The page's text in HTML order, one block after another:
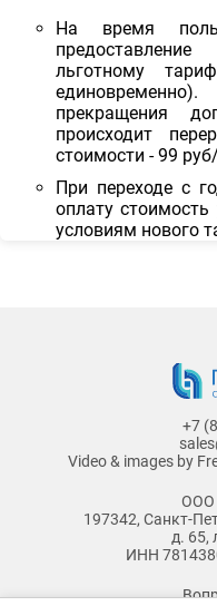
На время
льготному
прекращения
происходит
стоимости - 99
При переходе с
оплату стоимость
условиям нового
+7
Video & images by
ООО
197342, Санкт-
д. 65,
ИНН